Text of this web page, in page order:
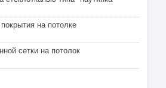
на потолке
сетки на потолок